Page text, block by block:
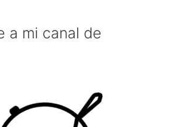
a mi canal de